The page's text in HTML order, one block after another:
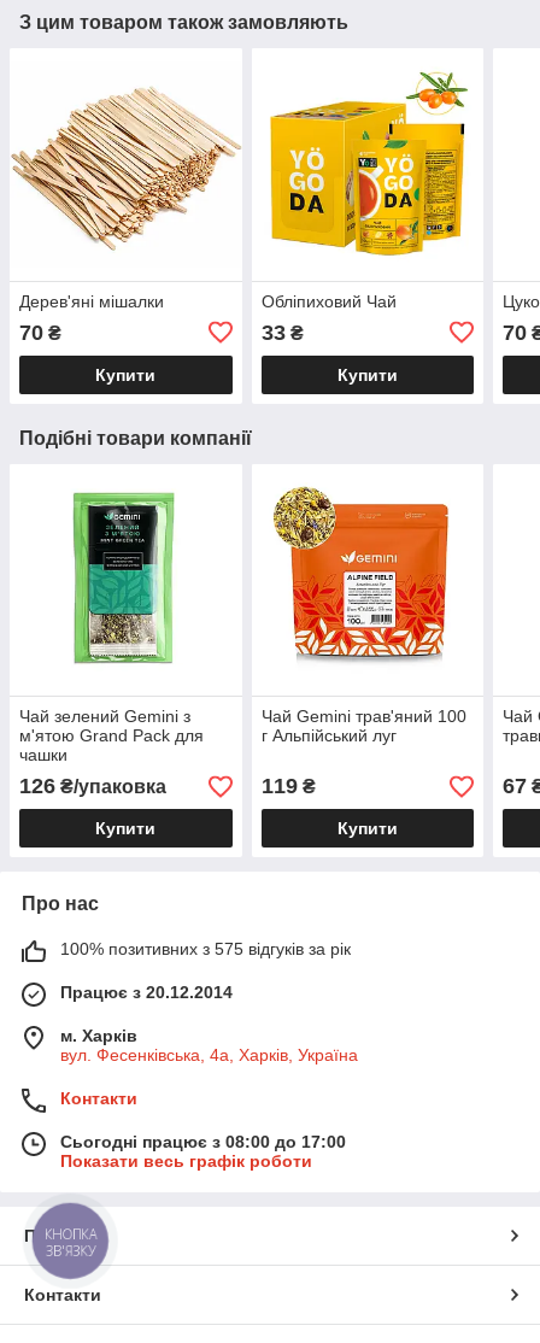
З цим товаром також замовляють
Дерев'яні мішалки
70 ₴
Купити
Обліпиховий Чай
33₴
Купити
70
Подібні товари компанії
Чай зелений Gemini з
м'ятою Grand Pack для
чашки
126 ₴/упаковка
Купити
Чай Gemini трав'яний 100
г Альпійський луг
119₴
Купити
Чай
67
Про нас
100% позитивних з 575 відгуків за рік
Працює з 20.12.2014
м. Харків
вул. Фесенківська, 4а, Харків, Україна
Контакти
Сьогодні працює з 08:00 до 17:00
Показати весь графік роботи
Про нас
Контакти
КНОПКА
ЗВ'ЯЗКУ